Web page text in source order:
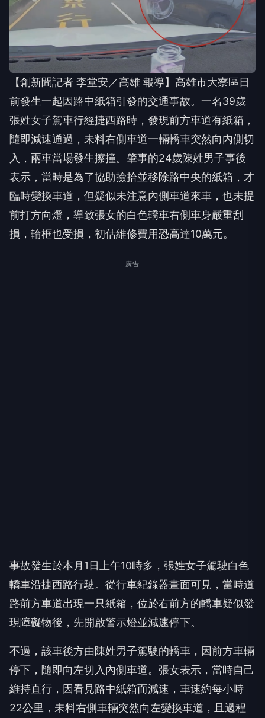
【創新聞記者 李堂安／高雄 報導】高雄市大寮區日
前發生一起因路中紙箱引發的交通事故。一名39歲
張姓女子駕車行經捷西路時，發現前方車道有紙箱，
隨即減速通過，未料右側車道一輛轎車突然向內側切
入，兩車當場發生擦撞。肇事的24歲陳姓男子事後
表示，當時是為了協助撿拾並移除路中央的紙箱，才
臨時變換車道，但疑似未注意內側車道來車，也未提
前打方向燈，導致張女的白色轎車右側車身嚴重刮
損，輪框也受損，初估維修費用恐高達10萬元。
廣告
事故發生於本月1日上午10時多，張姓女子駕駛白色
轎車沿捷西路行駛。從行車紀錄器畫面可見，當時道
路前方車道出現一只紙箱，位於右前方的轎車疑似發
現障礙物後，先開啟警示燈並減速停下。
不過，該車後方由陳姓男子駕駛的轎車，因前方車輛
停下，隨即向左切入內側車道。張女表示，當時自己
維持直行，因看見路中紙箱而減速，車速約每小時
22公里，未料右側車輛突然向左變換車道，且過程